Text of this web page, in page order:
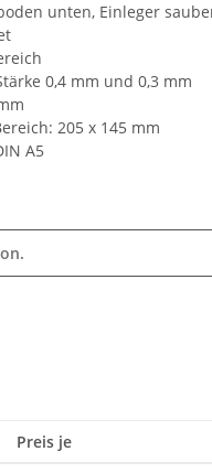
unten, Einleger
0,4 mm und 0,3 mm
205 x 145 mm
A5
Preis je